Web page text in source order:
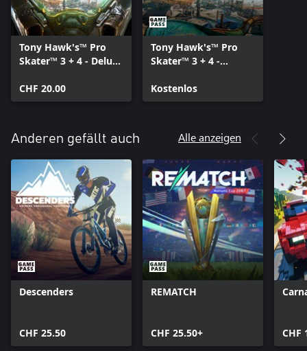
Tony Hawk's™ Pro
Skater™ 3 + 4 - Deluxe
CHF 20.00
Tony Hawk's™ Pro
Skater™ 3 + 4 -
Kostenlos
Anderen gefällt auch Alle anzeigen
Descenders
CHF 25.50
REMATCH
CHF 25.50+ CHF